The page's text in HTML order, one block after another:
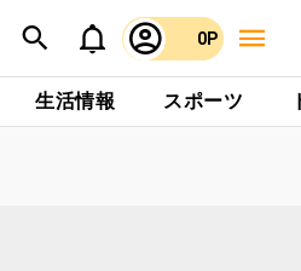
0P
生活情報 スポーツ